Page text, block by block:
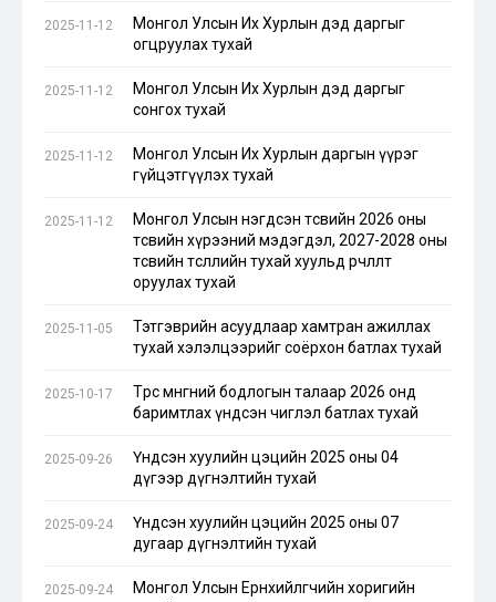
2025-11-12
Монгол Улсын Их Хурлын дэд даргыг
огцруулах тухай
2025-11-12
Монгол Улсын Их Хурлын дэд даргыг
сонгох тухай
2025-11-12
Монгол Улсын Их Хурлын даргын үүрэг
гүйцэтгүүлэх тухай
2025-11-12
Монгол Улсын нэгдсэн төсвийн 2026 оны
төсвийн хүрээний мэдэгдэл, 2027-2028 оны
төсвийн төсөөллийн тухай хуульд өөрчлөлт
оруулах тухай
2025-11-05
Тэтгэврийн асуудлаар хамтран ажиллах
тухай хэлэлцээрийг соёрхон батлах тухай
2025-10-17
Төрөөс мөнгөний бодлогын талаар 2026 онд
баримтлах үндсэн чиглэл батлах тухай
2025-09-26
Үндсэн хуулийн цэцийн 2025 оны 04
дүгээр дүгнэлтийн тухай
2025-09-24
Үндсэн хуулийн цэцийн 2025 оны 07
дугаар дүгнэлтийн тухай
2025-09-24
Монгол Улсын Ерөнхийлөгчийн хоригийн